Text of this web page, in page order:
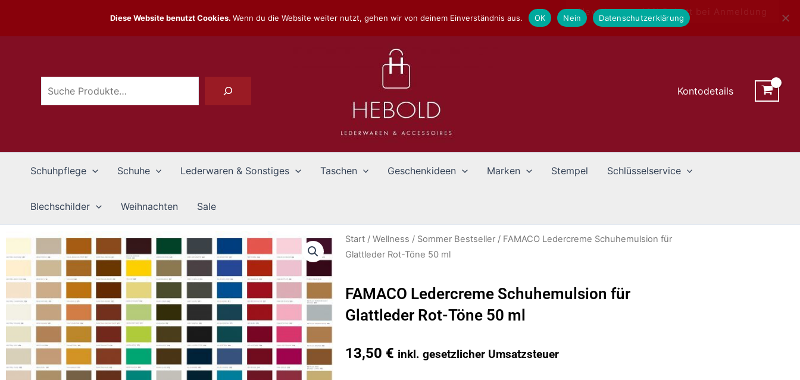
springen
Newsletter - 10% Rabatt bei Anmeldung
Suchen
Kontodetails
Schuhpflege Schuhe Lederwaren & Sonstiges Taschen Geschenkideen Marken Stempel Schlüsselservice
Blechschilder Weihnachten Sale
Start / Wellness / Sommer Bestseller / FAMACO Ledercreme Schuhemulsion für
Glattleder Rot-Töne 50 ml
FAMACO Ledercreme Schuhemulsion für
Glattleder Rot-Töne 50 ml
13,50 € inkl. gesetzlicher Umsatzsteuer
Diese Website benutzt Cookies. Wenn du die Website weiter nutzt, gehen wir von deinem Einverständnis aus. OK Nein Datenschutzerklärung